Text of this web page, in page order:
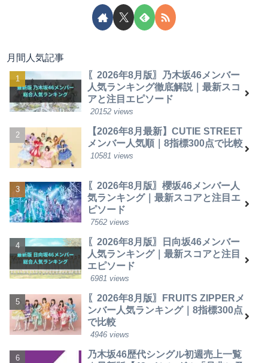
月間人気記事
〖2026年8月版〗乃木坂46メンバー
人気ランキング徹底解説｜最新スコ
アと注目エピソード
20152 views
【2026年8月最新】CUTIE STREET
メンバー人気順｜8指標300点で比較
10581 views
〖2026年8月版〗櫻坂46メンバー人
気ランキング｜最新スコアと注目エ
ピソード
7562 views
〖2026年8月版〗日向坂46メンバー
人気ランキング｜最新スコアと注目
エピソード
6981 views
〖2026年8月版〗FRUITS ZIPPERメ
ンバー人気ランキング｜8指標300点
で比較
4946 views
乃木坂46歴代シングル初週売上一覧